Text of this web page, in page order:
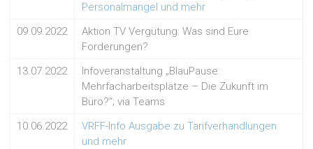
Personalmangel und mehr
09.09.2022
Aktion TV Vergütung: Was sind Eure
Forderungen?
13.07.2022
Infoveranstaltung „BlauPause:
Mehrfacharbeitsplätze – Die Zukunft im
Büro?“; via Teams
10.06.2022
VRFF-Info Ausgabe zu Tarifverhandlungen
und mehr